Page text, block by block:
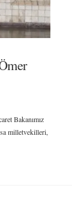
Bakanımız
milletvekilleri,